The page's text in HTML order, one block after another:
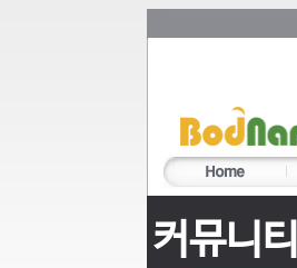
커뮤니티